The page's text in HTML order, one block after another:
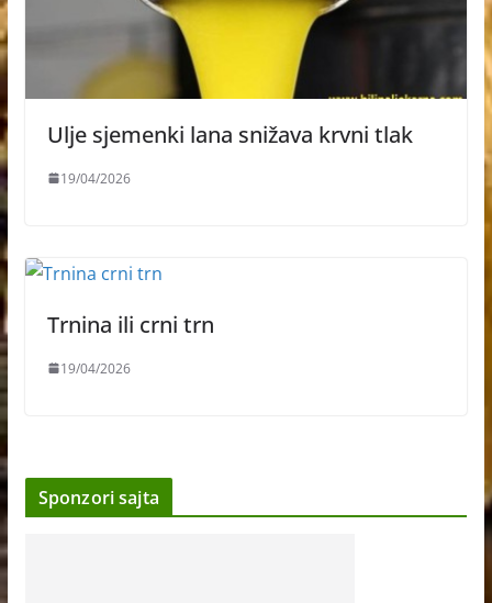
Ulje sjemenki lana snižava krvni tlak
19/04/2026
Trnina ili crni trn
19/04/2026
Sponzori sajta